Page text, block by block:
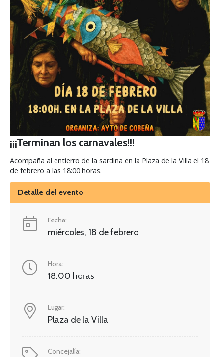
¡¡¡Terminan los carnavales!!!
Acompaña al entierro de la sardina en la Plaza de la Villa el 18
de febrero a las 18:00 horas.
Detalle del evento
Fecha:
miércoles, 18 de febrero
Hora:
18:00 horas
Lugar:
Plaza de la Villa
Concejalía: